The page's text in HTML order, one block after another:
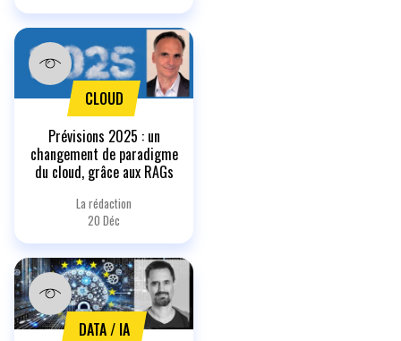
CLOUD
Prévisions 2025 : un
changement de paradigme
du cloud, grâce aux RAGs
La rédaction
20 Déc
DATA / IA